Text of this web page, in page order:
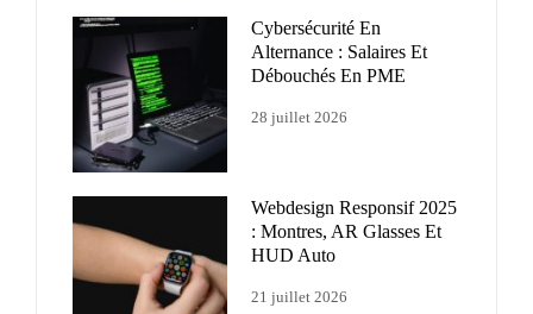
Cybersécurité En
Alternance : Salaires Et
Débouchés En PME
28 juillet 2026
Webdesign Responsif 2025
: Montres, AR Glasses Et
HUD Auto
21 juillet 2026